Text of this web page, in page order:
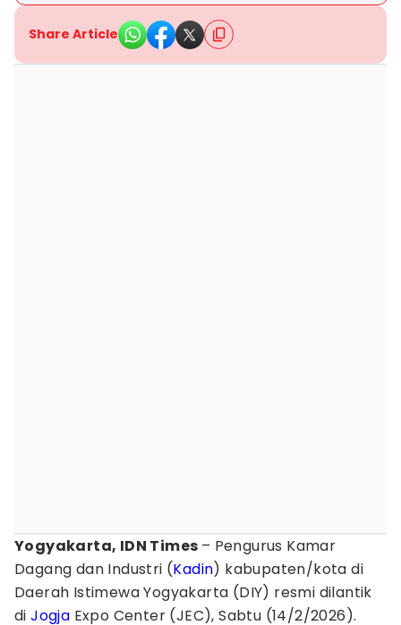
Share Article
Yogyakarta, IDN Times – Pengurus Kamar
Dagang dan Industri (Kadin) kabupaten/kota di
Daerah Istimewa Yogyakarta (DIY) resmi dilantik
diJogja Expo Center (JEC), Sabtu (14/2/2026).